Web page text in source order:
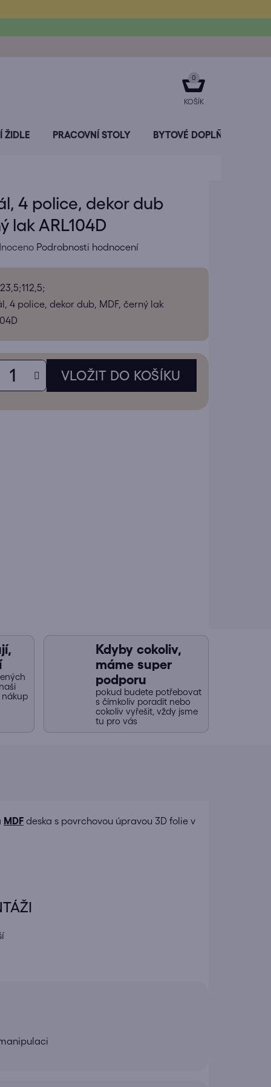
NÁKUPNÍ
KOŠÍK
ŽIDLE PRACOVNÍ STOLY BYTOVÉ DOPLŇKY
4 police, dekor dub
lak ARL104D
Podrobnosti hodnocení
4 police, dekor dub, MDF, černý lak
Kdyby cokoliv,
máme super
podporu
pokud budete potřebovat
s čímkoliv poradit nebo
cokoliv vyřešit, vždy jsme
tu pro vás
MDF deska s povrchovou úpravou 3D folie v